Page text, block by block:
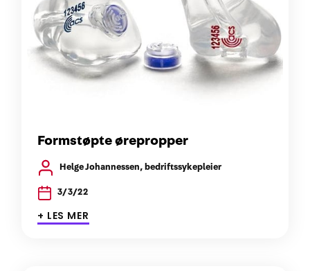
Formstøpte ørepropper
Helge Johannessen, bedriftssykepleier
3/3/22
+ LES MER